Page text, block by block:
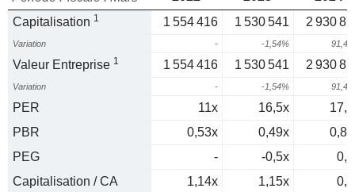
Capitalisation 1 1 554 416 1 530 541 2 930
Variation - -1,54%
Valeur Entreprise 1 1 554 416 1 530 541 2 930
Variation - -1,54%
PER 11x 16,5x
PBR
0,53x 0,49x
PEG
- -0,5x
Capitalisation / CA
1,14x 1,15x